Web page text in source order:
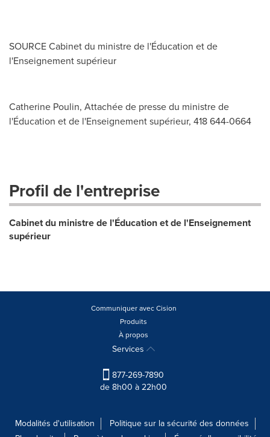
SOURCE Cabinet du ministre de l'Éducation et de
l'Enseignement supérieur
Catherine Poulin, Attachée de presse du ministre de
l'Éducation et de l'Enseignement supérieur, 418 644-0664
Profil de l'entreprise
Cabinet du ministre de l'Éducation et de l'Enseignement
supérieur
Communiquer avec Cision
Produits
À propos
Services
877-269-7890
de 8h00 à 22h00
Modalités d'utilisation
Politique sur la sécurité des données